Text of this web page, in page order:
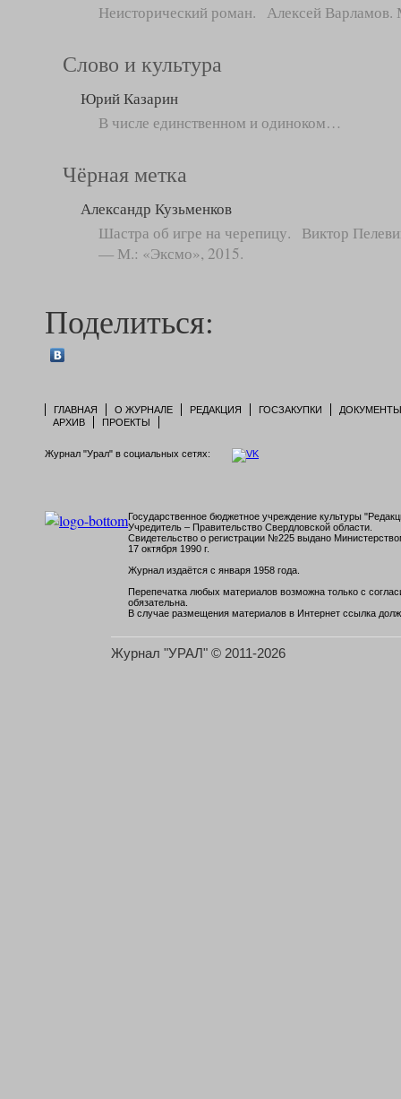
Неисторический роман. Алексей
Слово и культура
Юрий Казарин
В числе единственном и одиноком…
Чёрная метка
Александр Кузьменков
Шастра об игре на черепицу. Виктор
— М.: «Эксмо», 2015.
Поделиться:
ГЛАВНАЯ О ЖУРНАЛЕ РЕДАКЦИЯ ГОСЗАКУПКИ
ДОКУМЕНТЫ
АРХИВ
ПРОЕКТЫ
Журнал "Урал" в социальных сетях:
Государственное бюджетное учреждение культуры
Учредитель – Правительство Свердловской области.
Свидетельство о регистрации №225 выдано
17 октября 1990 г.
Журнал издаётся с января 1958 года.
Перепечатка любых материалов возможна только с
обязательна.
В случае размещения материалов в Интернет ссылка
Журнал "УРАЛ" © 2011-2026